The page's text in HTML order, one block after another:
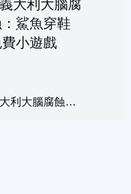
義大利大腦腐蝕：鯊魚穿鞋